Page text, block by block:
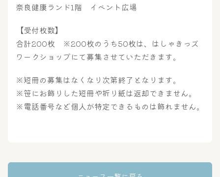
奈良健康ランド1階 イベント広場
【受付枚数】
合計200枚 ※200枚のうち50枚は、はしゃきっズ
ワークショップにて募集させていただきます。
※短冊の募集はなくなり次第終了となります。
※笹にお飾りした短冊や折り紙は返却できません。
※電話番号など個人が特定できるものは飾れません。